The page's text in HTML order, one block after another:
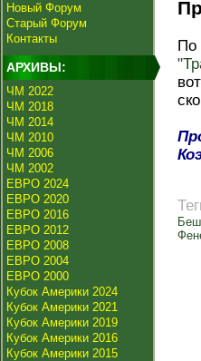
Новый Форум
Старый Форум
Контакты
АРХИВЫ:
ЧМ 2022
ЧМ 2018
ЧМ 2014
ЧМ 2010
ЧМ 2006
ЧМ 2002
ЕВРО 2024
ЕВРО 2020
ЕВРО 2016
ЕВРО 2012
ЕВРО 2008
ЕВРО 2004
ЕВРО 2000
Кубок Америки 2024
Кубок Америки 2021
Кубок Америки 2019
Кубок Америки 2016
Кубок Америки 2015
По